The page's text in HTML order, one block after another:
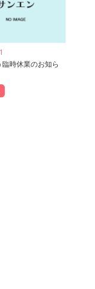
臨時休業のお知ら